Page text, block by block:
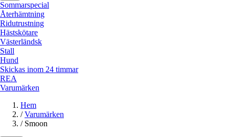
Sommarspecial
Återhämtning
Ridutrustning
Hästskötare
Västerländsk
Stall
Hund
Skickas inom 24 timmar
REA
Varumärken
Hem
/ Varumärken
/ Smoon